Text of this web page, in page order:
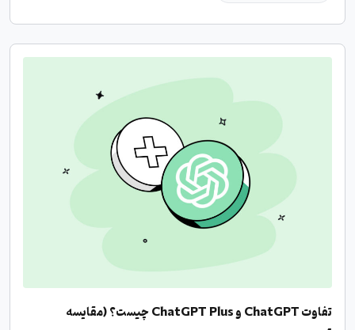
تفاوت ChatGPT و ChatGPT Plus چیست؟ (مقایسه